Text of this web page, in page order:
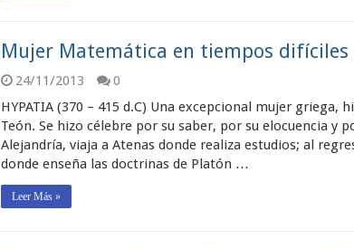
Mujer Matemática en tiempos difíciles
24/11/2013
0
HYPATIA (370 – 415 d.C) Una excepcional mujer griega,
Teón. Se hizo célebre por su saber, por su elocuencia y
Alejandría, viaja a Atenas donde realiza estudios; al
donde enseña las doctrinas de Platón …
Leer Más »